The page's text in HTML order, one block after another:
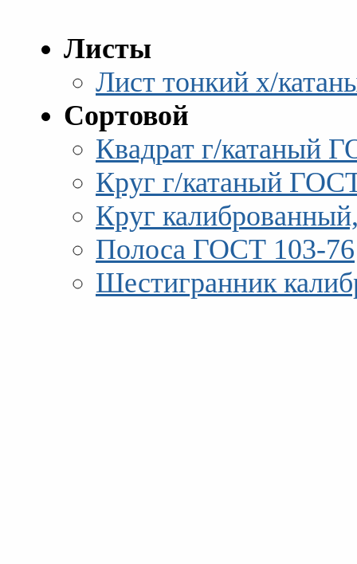
Листы
Лист тонкий х/
Сортовой
Квадрат г/катаный
Круг г/катаный
Круг
Полоса ГОСТ 103-76
Шестигранник